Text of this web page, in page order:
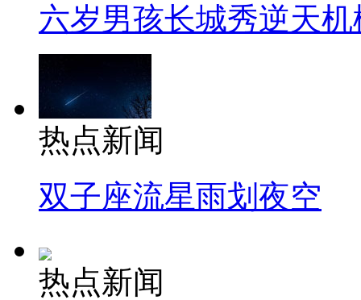
六岁男孩长城秀逆天机
热点新闻
双子座流星雨划夜空
热点新闻